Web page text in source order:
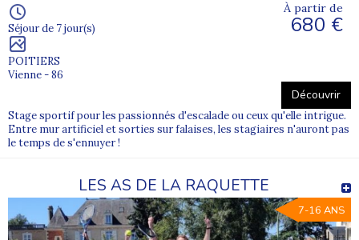
Séjour de 7 jour(s)
POITIERS
Vienne - 86
À partir de
680 €
Découvrir
Stage sportif pour les passionnés d'escalade ou ceux qu'elle intrigue.
Entre mur artificiel et sorties sur falaises, les stagiaires n'auront pas
le temps de s'ennuyer !
LES AS DE LA RAQUETTE
7-16 ANS